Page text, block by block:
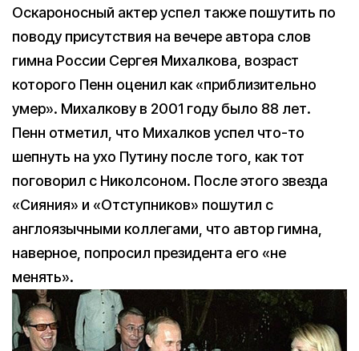
Оскароносный актер успел также пошутить по
поводу присутствия на вечере автора слов
гимна России Сергея Михалкова, возраст
которого Пенн оценил как «приблизительно
умер». Михалкову в 2001 году было 88 лет.
Пенн отметил, что Михалков успел что-то
шепнуть на ухо Путину после того, как тот
поговорил с Николсоном. После этого звезда
«Сияния» и «Отступников» пошутил с
англоязычными коллегами, что автор гимна,
наверное, попросил президента его «не
менять».